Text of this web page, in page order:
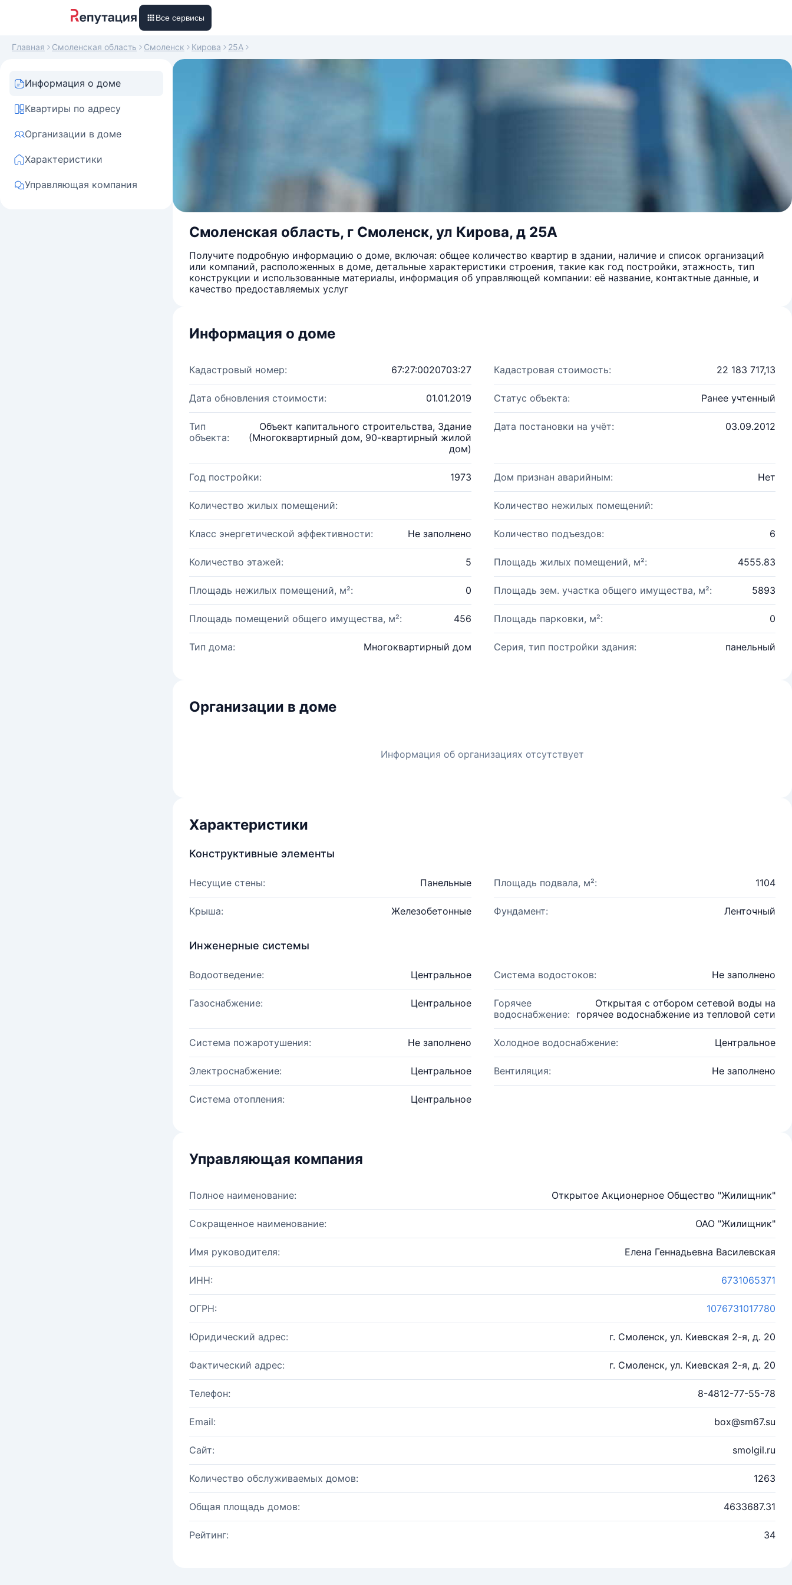
Все сервисы
Главная Смоленская область Смоленск Кирова 25А
Информация о доме
Квартиры по адресу
Организации в доме
Характеристики
Управляющая компания
Смоленская область, г Смоленск, ул Кирова, д 25А
Получите подробную информацию о доме, включая: общее количество квартир в здании, наличие и список организаций
или компаний, расположенных в доме, детальные характеристики строения, такие как год постройки, этажность, тип
конструкции и использованные материалы, информация об управляющей компании: её название, контактные данные, и
качество предоставляемых услуг
Информация о доме
Кадастровый номер: 67:27:0020703:27 Кадастровая стоимость: 22 183 717,13
Дата обновления стоимости: 01.01.2019 Статус объекта: Ранее учтенный
Тип
объекта:
Объект капитального строительства, Здание
(Многоквартирный дом, 90-квартирный жилой
дом)
Дата постановки на учёт: 03.09.2012
Год постройки: 1973 Дом признан аварийным: Нет
Количество жилых помещений: Количество нежилых помещений:
Класс энергетической эффективности: Не заполнено Количество подъездов: 6
Количество этажей: 5 Площадь жилых помещений, м²: 4555.83
Площадь нежилых помещений, м²: 0 Площадь зем. участка общего имущества, м²: 5893
Площадь помещений общего имущества, м²: 456 Площадь парковки, м²: 0
Тип дома: Многоквартирный дом Серия, тип постройки здания: панельный
Организации в доме
Информация об организациях отсутствует
Характеристики
Конструктивные элементы
Несущие стены: Панельные Площадь подвала, м²: 1104
Крыша: Железобетонные Фундамент: Ленточный
Инженерные системы
Водоотведение: Центральное Система водостоков: Не заполнено
Газоснабжение: Центральное
Горячее
водоснабжение:
Открытая с отбором сетевой воды на
горячее водоснабжение из тепловой сети
Система пожаротушения: Не заполнено Холодное водоснабжение: Центральное
Электроснабжение: Центральное Вентиляция: Не заполнено
Система отопления: Центральное
Управляющая компания
Полное наименование: Открытое Акционерное Общество "Жилищник"
Сокращенное наименование: ОАО "Жилищник"
Имя руководителя: Елена Геннадьевна Василевская
ИНН: 6731065371
ОГРН: 1076731017780
Юридический адрес: г. Смоленск, ул. Киевская 2-я, д. 20
Фактический адрес: г. Смоленск, ул. Киевская 2-я, д. 20
Телефон: 8-4812-77-55-78
Email: box@sm67.su
Сайт: smolgil.ru
Количество обслуживаемых домов: 1263
Общая площадь домов: 4633687.31
Рейтинг: 34